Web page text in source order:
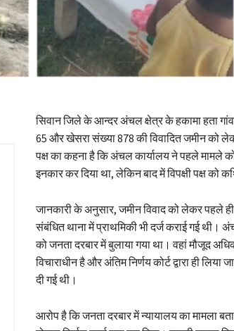
सिवान जिले के आन्दर अंचल क्षेत्र के हकामा हता
65 और खेसरा संख्या 878 की विवादित जमीन को
पक्ष का कहना है कि अंचल कार्यालय ने पहले मामले
इनकार कर दिया था, लेकिन बाद में विपक्षी पक्ष को
जानकारी के अनुसार, जमीन विवाद को लेकर पहले
संबंधित थाना में प्राथमिकी भी दर्ज कराई गई थी।
को जनता दरबार में बुलाया गया था। वहां मौजूद
विचाराधीन है और अंतिम निर्णय कोर्ट द्वारा ही
दी गई थी।
आरोप है कि जनता दरबार में न्यायालय का मामला